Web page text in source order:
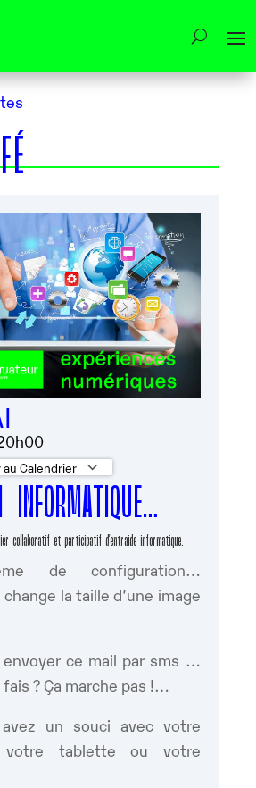
Calendrier
ICS Calendrier Google
collaboratif et participatif d’entraide informatique.
de configuration…
la taille d’une image
ce mail par sms …
? Ça marche pas !…
un souci avec votre
votre tablette ou votre